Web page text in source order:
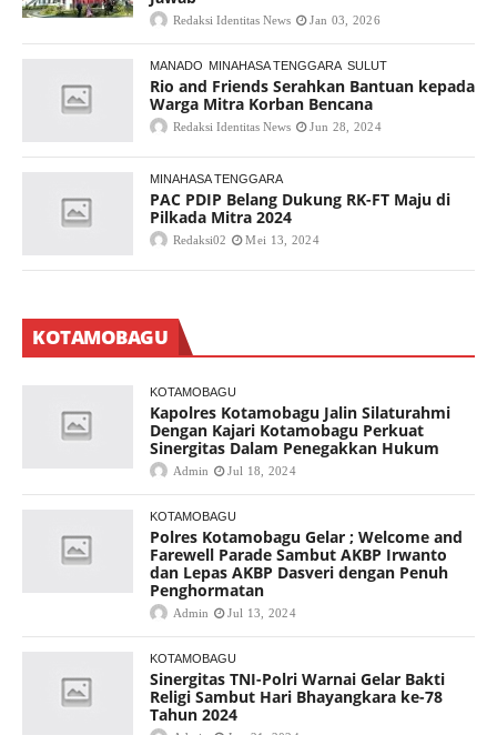
Redaksi Identitas News Jan 03, 2026
MANADO MINAHASA TENGGARA SULUT
Rio and Friends Serahkan Bantuan kepada
Warga Mitra Korban Bencana
Redaksi Identitas News Jun 28, 2024
MINAHASA TENGGARA
PAC PDIP Belang Dukung RK-FT Maju di
Pilkada Mitra 2024
Redaksi02 Mei 13, 2024
KOTAMOBAGU
KOTAMOBAGU
Kapolres Kotamobagu Jalin Silaturahmi
Dengan Kajari Kotamobagu Perkuat
Sinergitas Dalam Penegakkan Hukum
Admin Jul 18, 2024
KOTAMOBAGU
Polres Kotamobagu Gelar ; Welcome and
Farewell Parade Sambut AKBP Irwanto
dan Lepas AKBP Dasveri dengan Penuh
Penghormatan
Admin Jul 13, 2024
KOTAMOBAGU
Sinergitas TNI-Polri Warnai Gelar Bakti
Religi Sambut Hari Bhayangkara ke-78
Tahun 2024